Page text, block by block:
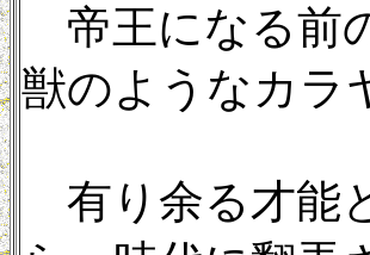
帝王になる前
獣のようなカラ
有り余る才能